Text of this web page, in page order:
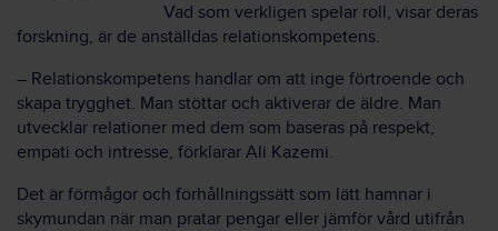
Vad som verkligen spelar roll, visar deras
forskning, är de anställdas relationskompetens.
– Relationskompetens handlar om att inge förtroende och
skapa trygghet. Man stöttar och aktiverar de äldre. Man
utvecklar relationer med dem som baseras på respekt,
empati och intresse, förklarar Ali Kazemi.
Det är förmågor och förhållningssätt som lätt hamnar i
skymundan när man pratar pengar eller jämför vård utifrån